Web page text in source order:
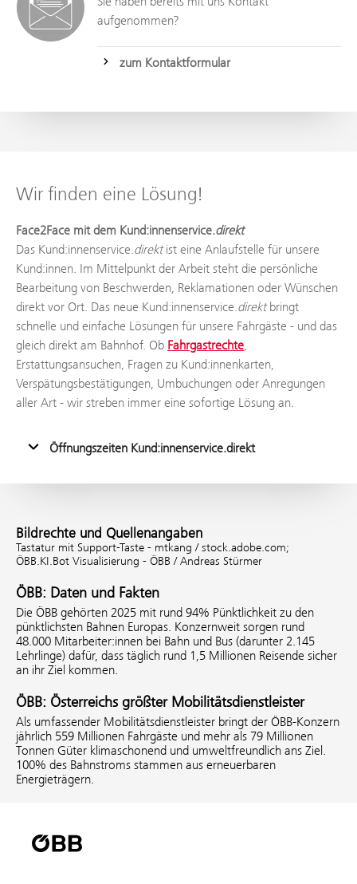
aufgenommen?
zum Kontaktformular
Wir finden eine Lösung!
Face2Face mit dem Kund:innenservice.direkt
Das Kund:innenservice.direktist eine Anlaufstelle für unsere
Kund:innen. Im Mittelpunkt der Arbeit steht die persönliche
Bearbeitung von Beschwerden, Reklamationen oder Wünschen
direkt vor Ort. Das neue Kund:innenservice.direktbringt
schnelle und einfache Lösungen für unsere Fahrgäste - und das
gleich direkt am Bahnhof. Ob Fahrgastrechte,
Erstattungsansuchen, Fragen zu Kund:innenkarten,
Verspätungsbestätigungen, Umbuchungen oder Anregungen
aller Art - wir streben immer eine sofortige Lösung an.
Öffnungszeiten Kund:innenservice.direkt
Bildrechte und Quellenangaben
Tastatur mit Support-Taste - mtkang / stock.adobe.com;
ÖBB.KI.Bot Visualisierung - ÖBB / Andreas Stürmer
ÖBB: Daten und Fakten
Die ÖBB gehörten 2025 mit rund 94% Pünktlichkeit zu den
pünktlichsten Bahnen Europas. Konzernweit sorgen rund
48.000 Mitarbeiter:innen bei Bahn und Bus (darunter 2.145
Lehrlinge) dafür, dass täglich rund 1,5 Millionen Reisende sicher
an ihr Ziel kommen.
ÖBB: Österreichs größter Mobilitätsdienstleister
Als umfassender Mobilitätsdienstleister bringt der ÖBB-Konzern
jährlich 559 Millionen Fahrgäste und mehr als 79 Millionen
Tonnen Güter klimaschonend und umweltfreundlich ans Ziel.
100% des Bahnstroms stammen aus erneuerbaren
Energieträgern.